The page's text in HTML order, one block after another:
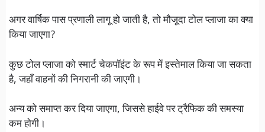
अगर वार्षिक पास प्रणाली लागू हो जाती है, तो मौजूदा टोल प्लाजा का क्या
किया जाएगा?
कुछ टोल प्लाजा को स्मार्ट चेकपॉइंट के रूप में इस्तेमाल किया जा सकता
है, जहाँ वाहनों की निगरानी की जाएगी।
अन्य को समाप्त कर दिया जाएगा, जिससे हाईवे पर ट्रैफिक की समस्या
कम होगी।